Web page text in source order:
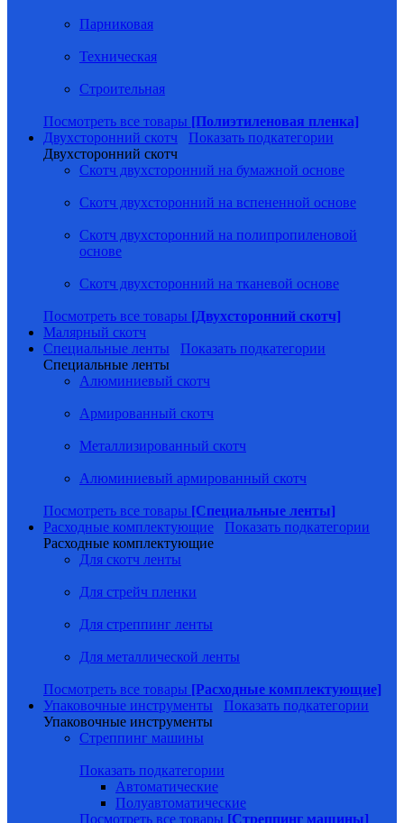
Парниковая
Техническая
Строительная
Посмотреть все товары [Полиэтиленовая пленка]
Двухсторонний скотч
Показать подкатегории
Двухсторонний скотч
Скотч двухсторонний на бумажной основе
Скотч двухсторонний на вспененной основе
Скотч двухсторонний на полипропиленовой
основе
Скотч двухсторонний на тканевой основе
Посмотреть все товары [Двухсторонний скотч]
Малярный скотч
Специальные ленты
Показать подкатегории
Специальные ленты
Алюминиевый скотч
Армированный скотч
Металлизированный скотч
Алюминиевый армированный скотч
Посмотреть все товары [Специальные ленты]
Расходные комплектующие
Показать подкатегории
Расходные комплектующие
Для скотч ленты
Для стрейч пленки
Для стреппинг ленты
Для металлической ленты
Посмотреть все товары [Расходные комплектующие]
Упаковочные инструменты
Показать подкатегории
Упаковочные инструменты
Стреппинг машины
Показать подкатегории
Автоматические
Полуавтоматические
Посмотреть все товары [Стреппинг машины]